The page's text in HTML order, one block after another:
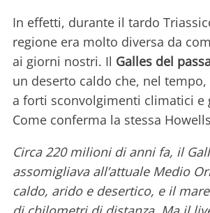
In effetti, durante il tardo
regione era molto diversa da
ai giorni nostri. Il Galles del
un deserto caldo che, nel
a forti sconvolgimenti climatici e
Come conferma la stessa
Circa 220 milioni di anni fa, il
assomigliava all’attuale Medio
caldo, arido e desertico, e il